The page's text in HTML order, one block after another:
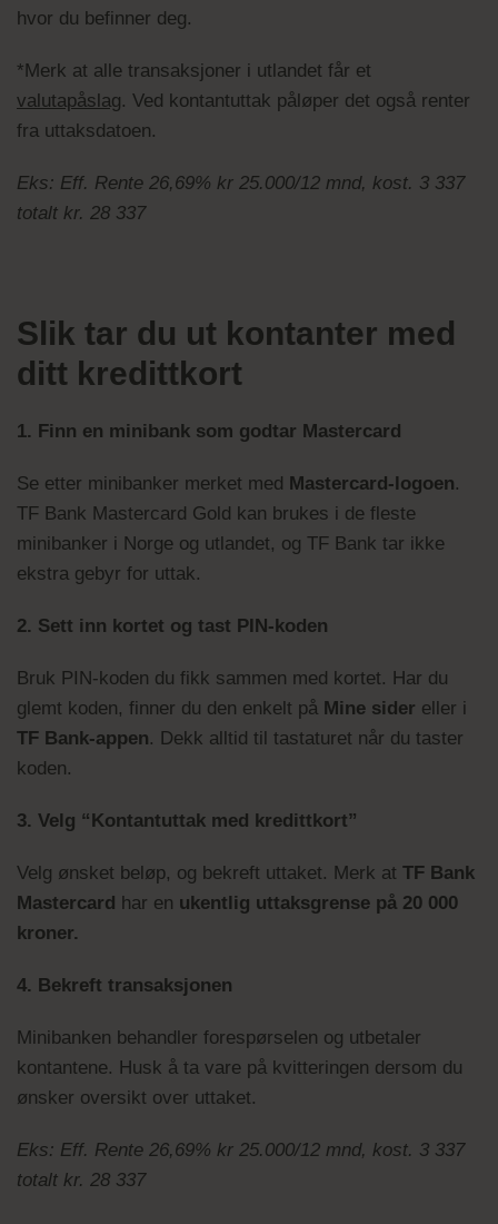
hvor du befinner deg.
*Merk at alle transaksjoner i utlandet får et
valutapåslag. Ved kontantuttak påløper det også renter
fra uttaksdatoen.
Eks: Eff. Rente 26,69% kr 25.000/12 mnd, kost. 3 337
totalt kr. 28 337
Slik tar du ut kontanter med
ditt kredittkort
1. Finn en minibank som godtar Mastercard
Se etter minibanker merket med Mastercard-logoen.
TF Bank Mastercard Gold kan brukes i de fleste
minibanker i Norge og utlandet, og TF Bank tar ikke
ekstra gebyr for uttak.
2. Sett inn kortet og tast PIN-koden
Bruk PIN-koden du fikk sammen med kortet. Har du
glemt koden, finner du den enkelt på Mine sider eller i
TF Bank-appen. Dekk alltid til tastaturet når du taster
koden.
3. Velg “Kontantuttak med kredittkort”
Velg ønsket beløp, og bekreft uttaket. Merk at TF Bank
Mastercard har en ukentlig uttaksgrense på 20 000
kroner.
4. Bekreft transaksjonen
Minibanken behandler forespørselen og utbetaler
kontantene. Husk å ta vare på kvitteringen dersom du
ønsker oversikt over uttaket.
Eks: Eff. Rente 26,69% kr 25.000/12 mnd, kost. 3 337
totalt kr. 28 337